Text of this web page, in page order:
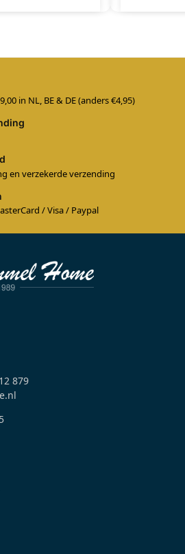
in NL, BE & DE (anders €4,95)
en verzekerde verzending
/ Visa / Paypal
879